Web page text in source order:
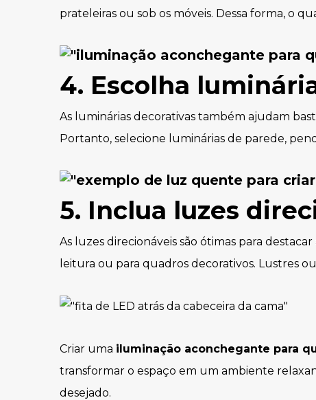
prateleiras ou sob os móveis. Dessa forma, o
4. Escolha
As luminárias decorativas também ajudam
Portanto, selecione luminárias de parede,
5. Inclua luzes
As luzes direcionáveis são ótimas para destacar
leitura ou para quadros decorativos. Lustres
Criar uma iluminação aconchegante para
transformar o espaço em um ambiente
desejado.